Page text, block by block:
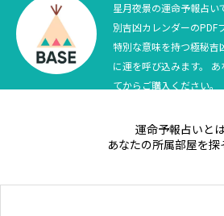
テニス四大大会・五輪
テニス四大大会・五輪
星月夜景の運命予報占
別吉凶カレンダーのPDF
特別な意味を持つ極秘吉
に運を呼び込みます。
てからご購入ください。
運命予報占いと
あなたの所属部屋を探